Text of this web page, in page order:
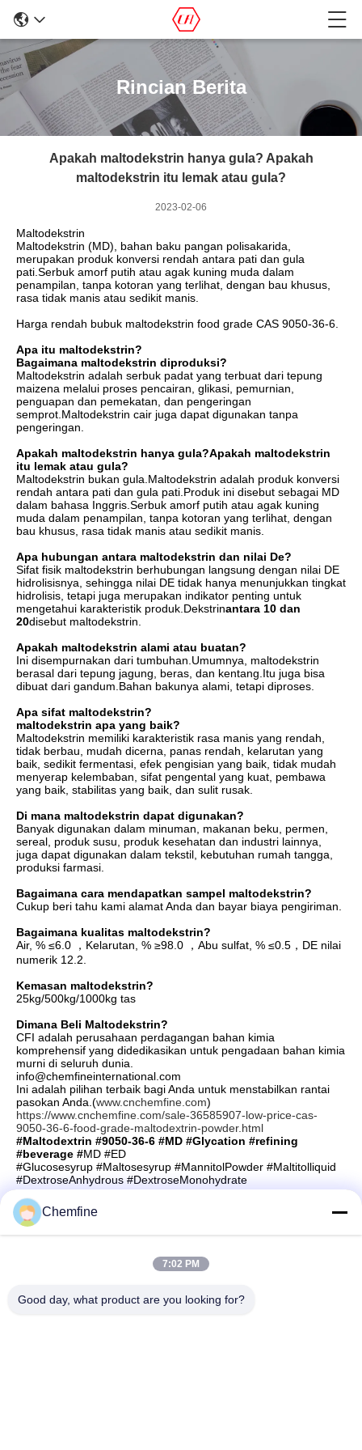
Rincian Berita
Apakah maltodekstrin hanya gula? Apakah
maltodekstrin itu lemak atau gula?
2023-02-06
Maltodekstrin
Maltodekstrin (MD), bahan baku pangan polisakarida,
merupakan produk konversi rendah antara pati dan gula
pati.Serbuk amorf putih atau agak kuning muda dalam
penampilan, tanpa kotoran yang terlihat, dengan bau khusus,
rasa tidak manis atau sedikit manis.
Harga rendah bubuk maltodekstrin food grade CAS 9050-36-6.
Apa itu maltodekstrin?
Bagaimana maltodekstrin diproduksi?
Maltodekstrin adalah serbuk padat yang terbuat dari tepung
maizena melalui proses pencairan, glikasi, pemurnian,
penguapan dan pemekatan, dan pengeringan
semprot.Maltodekstrin cair juga dapat digunakan tanpa
pengeringan.
Apakah maltodekstrin hanya gula?Apakah maltodekstrin
itu lemak atau gula?
Maltodekstrin bukan gula.Maltodekstrin adalah produk konversi
rendah antara pati dan gula pati.Produk ini disebut sebagai MD
dalam bahasa Inggris.Serbuk amorf putih atau agak kuning
muda dalam penampilan, tanpa kotoran yang terlihat, dengan
bau khusus, rasa tidak manis atau sedikit manis.
Apa hubungan antara maltodekstrin dan nilai De?
Sifat fisik maltodekstrin berhubungan langsung dengan nilai DE
hidrolisisnya, sehingga nilai DE tidak hanya menunjukkan tingkat
hidrolisis, tetapi juga merupakan indikator penting untuk
mengetahui karakteristik produk.Dekstrinantara 10 dan
20disebut maltodekstrin.
Apakah maltodekstrin alami atau buatan?
Ini disempurnakan dari tumbuhan.Umumnya, maltodekstrin
berasal dari tepung jagung, beras, dan kentang.Itu juga bisa
dibuat dari gandum.Bahan bakunya alami, tetapi diproses.
Apa sifat maltodekstrin?
maltodekstrin apa yang baik?
Maltodekstrin memiliki karakteristik rasa manis yang rendah,
tidak berbau, mudah dicerna, panas rendah, kelarutan yang
baik, sedikit fermentasi, efek pengisian yang baik, tidak mudah
menyerap kelembaban, sifat pengental yang kuat, pembawa
yang baik, stabilitas yang baik, dan sulit rusak.
Di mana maltodekstrin dapat digunakan?
Banyak digunakan dalam minuman, makanan beku, permen,
sereal, produk susu, produk kesehatan dan industri lainnya,
juga dapat digunakan dalam tekstil, kebutuhan rumah tangga,
produksi farmasi.
Bagaimana cara mendapatkan sampel maltodekstrin?
Cukup beri tahu kami alamat Anda dan bayar biaya pengiriman.
Bagaimana kualitas maltodekstrin?
Air, % ≤6.0 ，Kelarutan, % ≥98.0 ，Abu sulfat, % ≤0.5，DE nilai
numerik 12.2.
Kemasan maltodekstrin?
25kg/500kg/1000kg tas
Dimana Beli Maltodekstrin?
CFI adalah perusahaan perdagangan bahan kimia
komprehensif yang didedikasikan untuk pengadaan bahan kimia
murni di seluruh dunia.
info@chemfineinternational.com
Ini adalah pilihan terbaik bagi Anda untuk menstabilkan rantai
pasokan Anda.(www.cnchemfine.com)
https://www.cnchemfine.com/sale-36585907-low-price-cas-
9050-36-6-food-grade-maltodextrin-powder.html
#Maltodextrin #9050-36-6 #MD #Glycation #refining
#beverage #MD #ED
#Glucosesyrup #Maltosesyrup #MannitolPowder #Maltitolliquid
#DextroseAnhydrous #DextroseMonohydrate
Alamat
Chemfine
7:02 PM
Good day, what product are you looking for?